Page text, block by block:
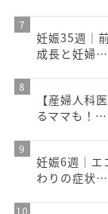
妊娠35週｜
成長と妊婦…
【産婦人科
るママも！…
妊娠6週｜エ
わりの症状…